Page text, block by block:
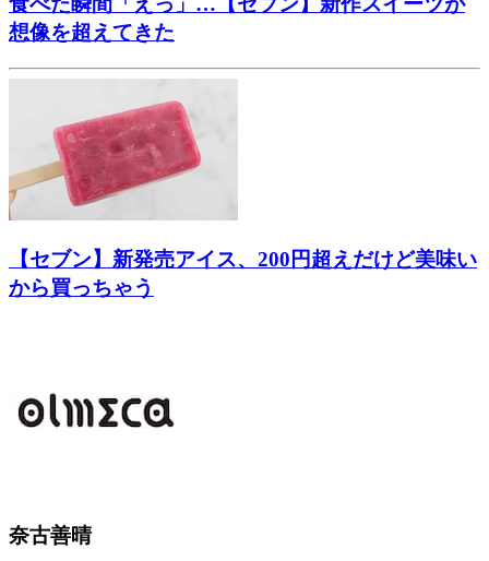
想像を超えてきた
【セブン】新発売アイス、200円超えだけど美味い
から買っちゃう
奈古善晴